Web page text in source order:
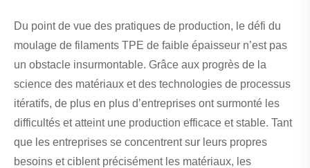
Du point de vue des pratiques de production, le défi du
moulage de filaments TPE de faible épaisseur n’est pas
un obstacle insurmontable. Grâce aux progrès de la
science des matériaux et des technologies de processus
itératifs, de plus en plus d’entreprises ont surmonté les
difficultés et atteint une production efficace et stable. Tant
que les entreprises se concentrent sur leurs propres
besoins et ciblent précisément les matériaux, les